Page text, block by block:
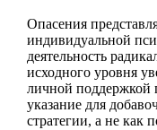
Опасения
индивидуальной
деятельность
исходного уровня
личной поддержкой
указание для
стратегии, а не как